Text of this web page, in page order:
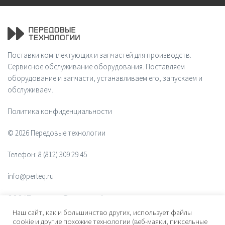
Поставки комплектующих и запчастей для производств.
Сервисное обслуживание оборудования. Поставляем
оборудование и запчасти, устанавливаем его, запускаем и
обслуживаем.
Политика конфиденциальности
© 2026 Передовые технологии
Телефон: 8 (812) 309 29 45
info@perteq.ru
ООО "Передовые Технологии"
ОГРН 1117847072628
Наш сайт, как и большинство других, использует файлы
cookie и другие похожие технологии (веб-маяки, пиксельные